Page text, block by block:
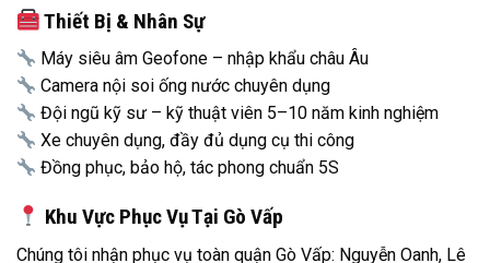
Thiết Bị & Nhân Sự
Máy siêu âm Geofone – nhập khẩu châu Âu
Camera nội soi ống nước chuyên dụng
Đội ngũ kỹ sư – kỹ thuật viên 5–10 năm kinh nghiệm
Xe chuyên dụng, đầy đủ dụng cụ thi công
Đồng phục, bảo hộ, tác phong chuẩn 5S
Khu Vực Phục Vụ Tại Gò Vấp
Chúng tôi nhận phục vụ toàn quận Gò Vấp: Nguyễn Oanh, Lê